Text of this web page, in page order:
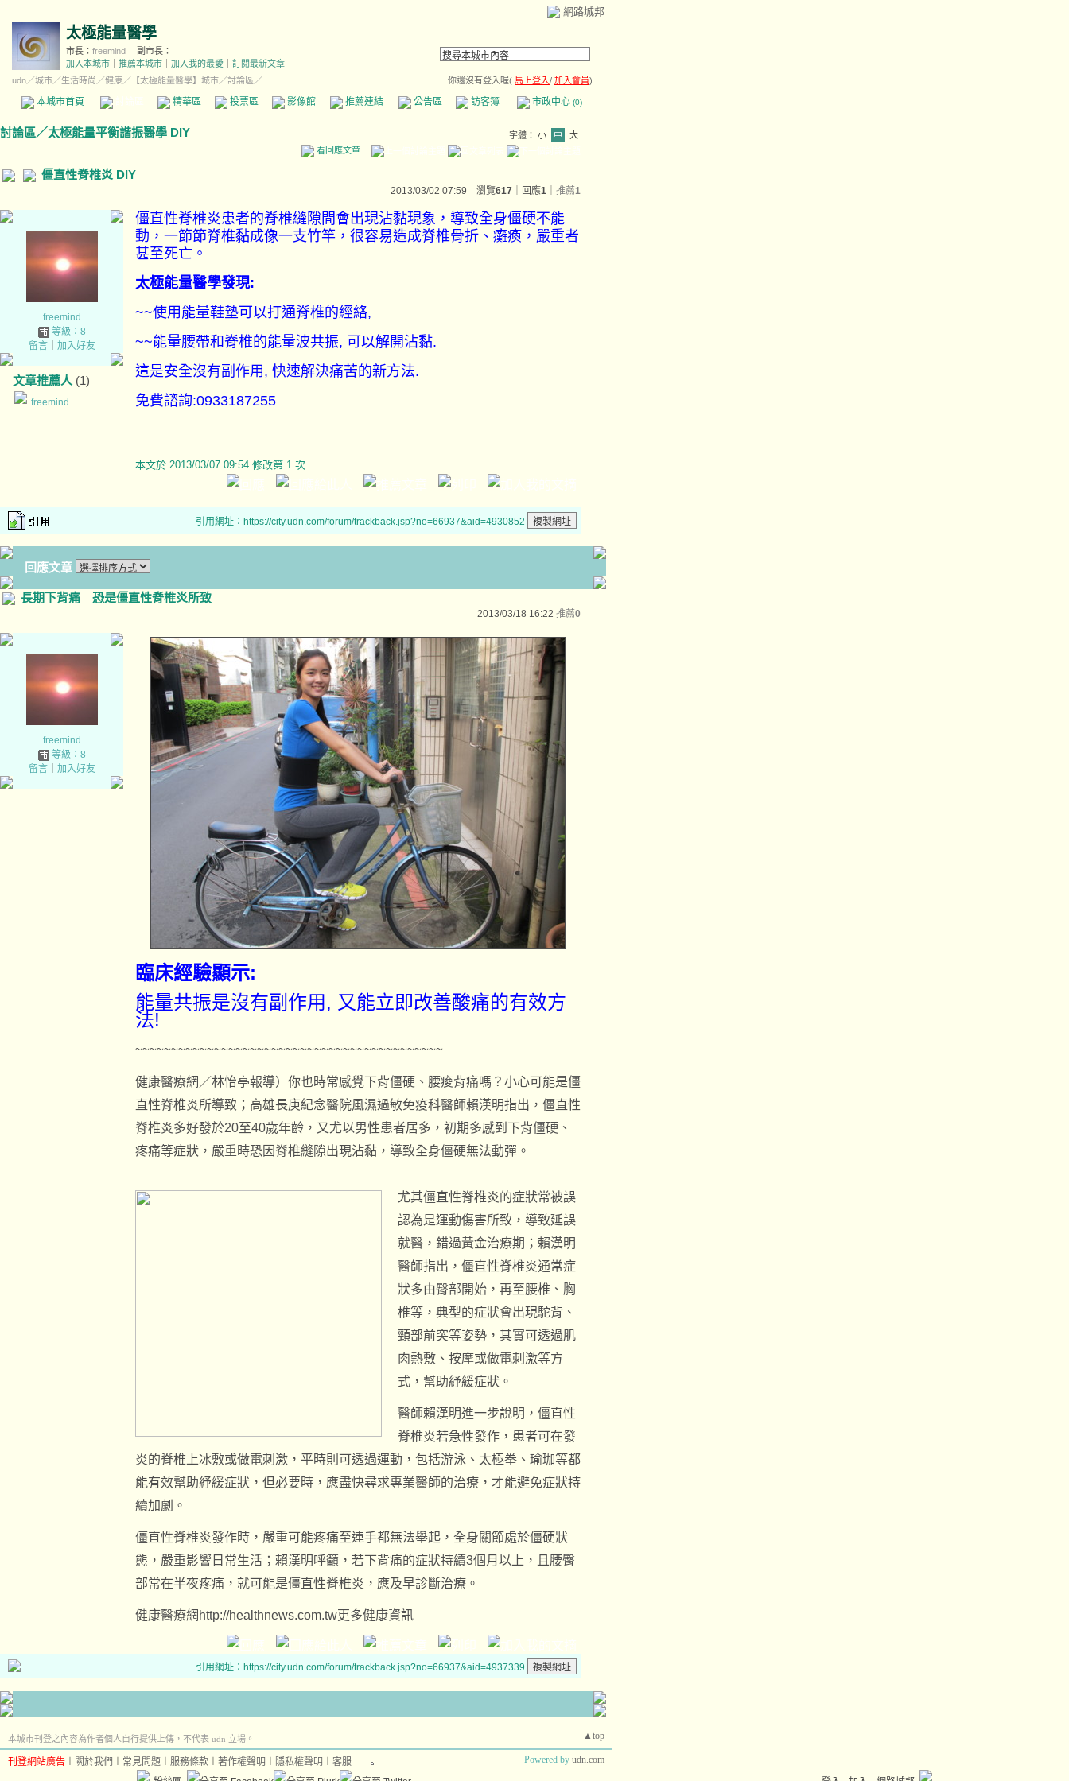
網路城邦
太極能量醫學
市長： freemind
副市長：
加入本城市
推薦本城市 加入我的最愛
訂閱最新文章
udn／城市／生活時尚 ／健康／ 【太極能量醫學】城市／討論區／ 你還沒有登入喔( 馬上登入/ 加入會員)
本城市首頁 精華區 投票區 影像館 推薦連結 公告區 訪客簿 市政中心 (0)
討論區／太極能量平衡諧振醫學 DIY 字體： 小 中
大
看回應文章
僵直性脊椎炎 DIY
2013/03/02 07:59 瀏覽617 ｜回應1 推薦1
freemind
等級：8
留言｜ 加入好友
文章推薦人 (1)
freemind
僵直性脊椎炎患者的脊椎縫隙間會出現沾黏現象，導致全身僵硬不能
動，一節節脊椎黏成像一支竹竿，很容易造成脊椎骨折、癱瘓，嚴重者
甚至死亡。
太極能量醫學發現:
~~使用能量鞋墊可以打通脊椎的經絡,
~~能量腰帶和脊椎的能量波共振, 可以解開沾黏.
這是安全沒有副作用, 快速解決痛苦的新方法.
免費諮詢:0933187255
本文於 2013/03/07 09:54 修改第 1 次
引用網址：https://city.udn.com/forum/trackback.jsp?no=66937&aid=4930852
回應文章
長期下背痛 恐是僵直性脊椎炎所致
2013/03/18 16:22 推薦0
freemind
等級：8
留言｜ 加入好友
臨床經驗顯示:
能量共振是沒有副作用, 又能立即改善酸痛的有效方
法!
~~~~~~~~~~~~~~~~~~~~~~~~~~~~~~~~~~~~~~~~~~~
健康醫療網／林怡亭報導）你也時常感覺下背僵硬、腰痠背痛嗎？小心可能是僵
直性脊椎炎所導致；高雄長庚紀念醫院風濕過敏免疫科醫師賴漢明指出，僵直性
脊椎炎多好發於20至40歲年齡，又尤以男性患者居多，初期多感到下背僵硬、
疼痛等症狀，嚴重時恐因脊椎縫隙出現沾黏，導致全身僵硬無法動彈。
尤其僵直性脊椎炎的症狀常被誤
認為是運動傷害所致，導致延誤
就醫，錯過黃金治療期；賴漢明
醫師指出，僵直性脊椎炎通常症
狀多由臀部開始，再至腰椎、胸
椎等，典型的症狀會出現駝背、
頸部前突等姿勢，其實可透過肌
肉熱敷、按摩或做電刺激等方
式，幫助紓緩症狀。
醫師賴漢明進一步說明，僵直性
脊椎炎若急性發作，患者可在發
炎的脊椎上冰敷或做電刺激，平時則可透過運動，包括游泳、太極拳、瑜珈等都
能有效幫助紓緩症狀，但必要時，應盡快尋求專業醫師的治療，才能避免症狀持
續加劇。
僵直性脊椎炎發作時，嚴重可能疼痛至連手都無法舉起，全身關節處於僵硬狀
態，嚴重影響日常生活；賴漢明呼籲，若下背痛的症狀持續3個月以上，且腰臀
部常在半夜疼痛，就可能是僵直性脊椎炎，應及早診斷治療。
健康醫療網http://healthnews.com.tw更多健康資訊
引用網址：https://city.udn.com/forum/trackback.jsp?no=66937&aid=4937339
▲top
本城市刊登之內容為作者個人自行提供上傳，不代表 udn 立場。
刊登網站廣告 關於我們 常見問題 服務條款 著作權聲明 隱私權聲明 客服 Powered by udn.com